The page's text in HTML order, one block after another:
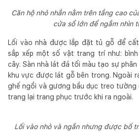
Căn hộ nhỏ nhắn nằm trên tầng cao
cửa sổ lớn để ngắm nhìn
Lối vào nhà được lắp đặt tủ gỗ để
sắp xếp một số vật trang trí như:
cây. Sàn nhà lát đá tối màu tạo sự
khu vực được lát gỗ bên trong. Ngoài
ghế ngồi và gương bầu dục treo tường
trang lại trang phục trước khi ra ngoài.
Lối vào nhỏ và ngắn nhưng được bố